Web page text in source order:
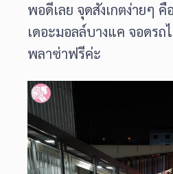
พอดีเลย จุดสังเกตง่ายๆ คื
เดอะมอลล์บางแค จอดร
พลาซ่าฟรีค่ะ